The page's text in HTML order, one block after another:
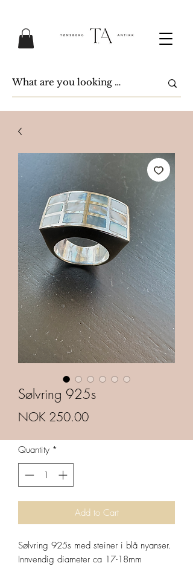
Sølvring 925s
NOK 250.00Price
Quantity *
Add to Cart
Sølvring 925s med steiner i blå nyanser.
Innvendig diameter ca 17-18mm